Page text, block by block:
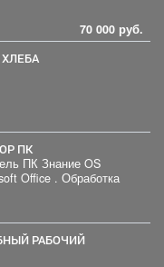
70 000 руб.
ХЛЕБА
ПК
ПК Знание OS
РАБОЧИЙ